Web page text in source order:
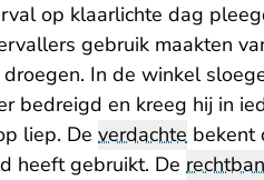
op klaarlichte dag
gebruik maakten
In de winkel
bedreigd en kreeg hij in
liep. De verdachte bekent
heeft gebruikt. De